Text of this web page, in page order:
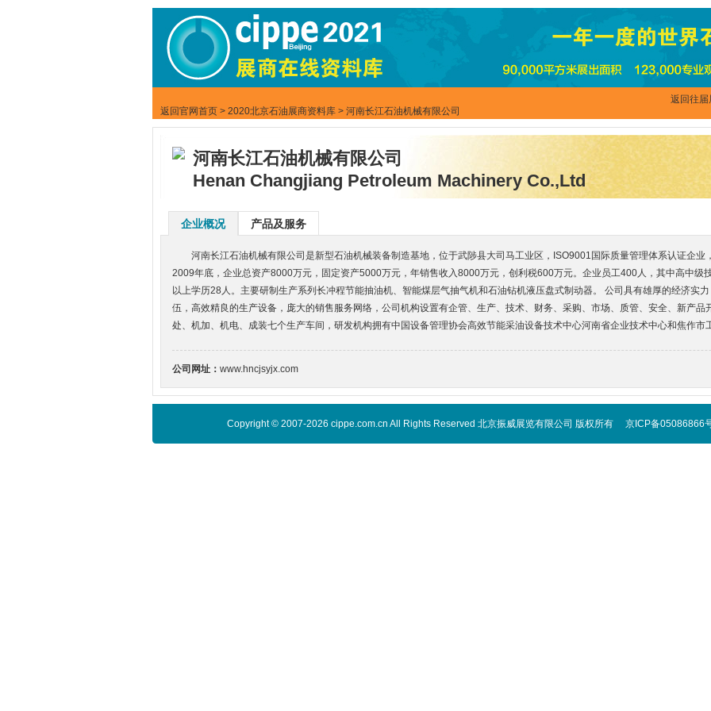
返回往届
返回官网首页 > 2020北京石油展商资料库 > 河南长江石油机械有限公司
河南长江石油机械有限公司
Henan Changjiang Petroleum Machinery Co.,Ltd
企业概况 产品及服务
河南长江石油机械有限公司是新型石油机械装备制造基地，位于武陟县大司马工业区，ISO9001国际质量管理体系认证企业
2009年底，企业总资产8000万元，固定资产5000万元，年销售收入8000万元，创利税600万元。企业员工400人，其中高中级
以上学历28人。主要研制生产系列长冲程节能抽油机、智能煤层气抽气机和石油钻机液压盘式制动器。 公司具有雄厚的经济实
伍，高效精良的生产设备，庞大的销售服务网络，公司机构设置有企管、生产、技术、财务、采购、市场、质管、安全、新产
处、机加、机电、成装七个生产车间，研发机构拥有中国设备管理协会高效节能采油设备技术中心河南省企业技术中心和焦作市
公司网址： www.hncjsyjx.com
Copyright © 2007-2026 cippe.com.cn All Rights Reserved 北京振威展览有限公司 版权所有 京ICP备